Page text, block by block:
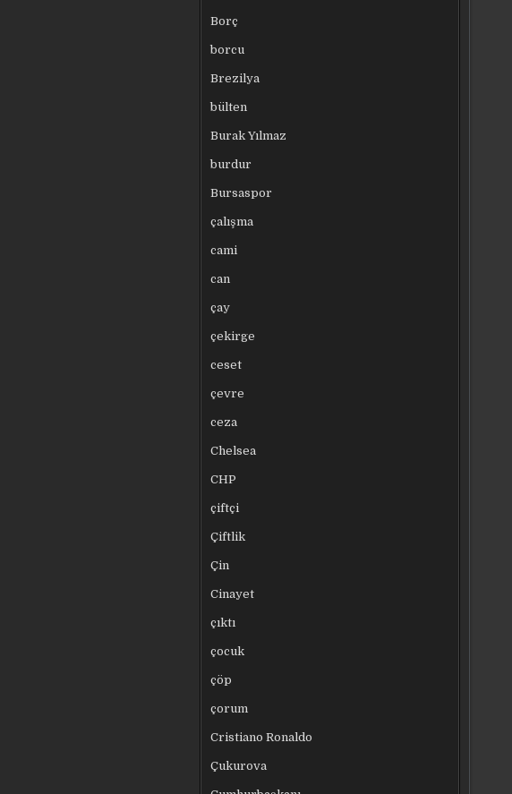
Borç
borcu
Brezilya
bülten
Burak Yılmaz
burdur
Bursaspor
çalışma
cami
can
çay
çekirge
ceset
çevre
ceza
Chelsea
CHP
çiftçi
Çiftlik
Çin
Cinayet
çıktı
çocuk
çöp
çorum
Cristiano Ronaldo
Çukurova